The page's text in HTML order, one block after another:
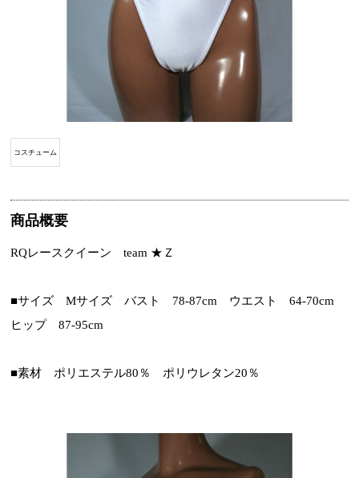
コスチューム
商品概要
RQレースクイーン team ★Ｚ
■サイズ Mサイズ バスト 78-87cm ウエスト 64-70cm
ヒップ 87-95cm
■素材 ポリエステル80％ ポリウレタン20％